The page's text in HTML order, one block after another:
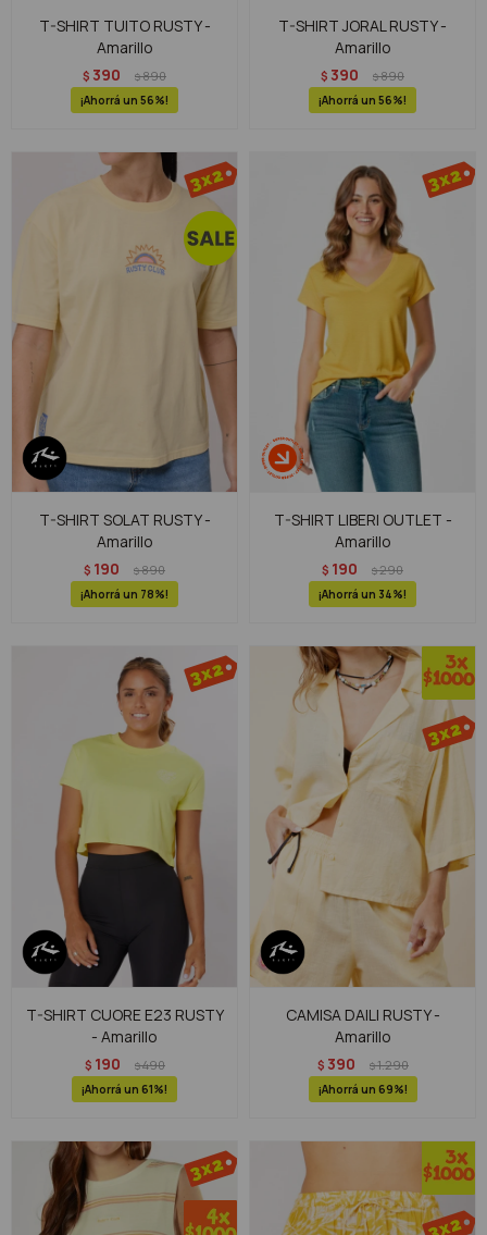
T-SHIRT TUITO RUSTY -
Amarillo
$ 390 $890
56
T-SHIRT JORAL RUSTY -
Amarillo
$ 390 $890
56
T-SHIRT SOLAT RUSTY -
Amarillo
$ 190 $890
78
T-SHIRT LIBERI OUTLET -
Amarillo
$ 190 $290
34
T-SHIRT CUORE E23 RUSTY
- Amarillo
$ 190 $490
61
CAMISA DAILI RUSTY -
Amarillo
$ 390 $1.290
69